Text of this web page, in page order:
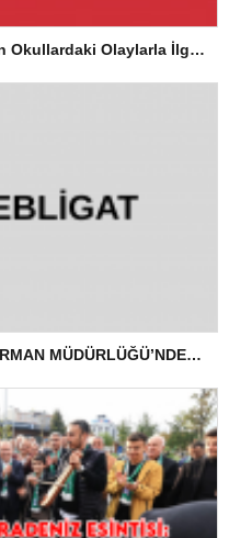
Saadet Partisi Kadın Kolları’ndan Okullardaki Olaylarla İlgili Basın Açıklaması
ARNAVUTKÖY İLÇE TARIM VE ORMAN MÜDÜRLÜĞÜ’NDEN İLANEN TEBLİGAT